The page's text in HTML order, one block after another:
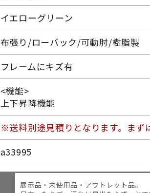
イエローグリーン
布張り/ローバック/可動肘/樹脂製
フレームにキズ有
<機能>
上下昇降機能
※送料別途見積りとなります。まず
a33995
展示品・未使用品・アウトレット品。